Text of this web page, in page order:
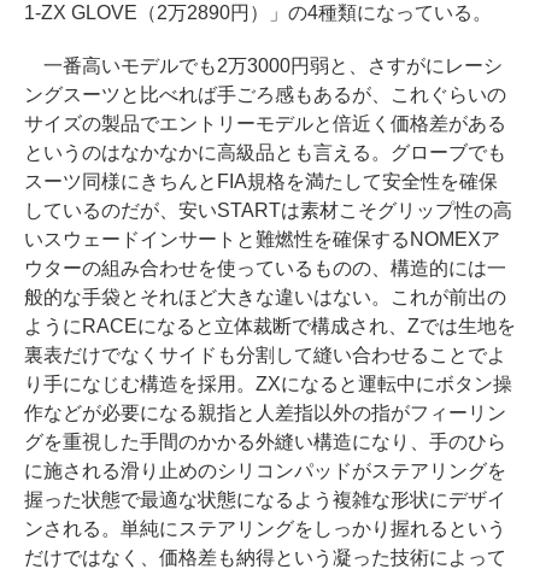
1-ZX GLOVE（2万2890円）」の4種類になっている。
一番高いモデルでも2万3000円弱と、さすがにレーシ
ングスーツと比べれば手ごろ感もあるが、これぐらいの
サイズの製品でエントリーモデルと倍近く価格差がある
というのはなかなかに高級品とも言える。グローブでも
スーツ同様にきちんとFIA規格を満たして安全性を確保
しているのだが、安いSTARTは素材こそグリップ性の高
いスウェードインサートと難燃性を確保するNOMEXア
ウターの組み合わせを使っているものの、構造的には一
般的な手袋とそれほど大きな違いはない。これが前出の
ようにRACEになると立体裁断で構成され、Zでは生地を
裏表だけでなくサイドも分割して縫い合わせることでよ
り手になじむ構造を採用。ZXになると運転中にボタン操
作などが必要になる親指と人差指以外の指がフィーリン
グを重視した手間のかかる外縫い構造になり、手のひら
に施される滑り止めのシリコンパッドがステアリングを
握った状態で最適な状態になるよう複雑な形状にデザイ
ンされる。単純にステアリングをしっかり握れるという
だけではなく、価格差も納得という凝った技術によって